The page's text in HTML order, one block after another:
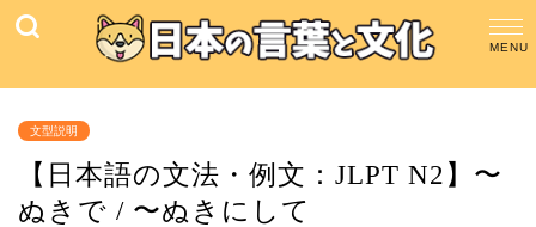
文型説明
【日本語の文法・例文：JLPT N2】〜
ぬきで / 〜ぬきにして